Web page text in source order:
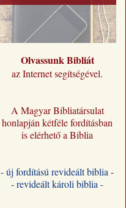
Olvassunk Bibliát
az Internet segítségével.
A Magyar Bibliatársulat
honlapján kétféle fordításban
is elérhető a Biblia
- új fordítású revideált biblia -
- revideált károli biblia -